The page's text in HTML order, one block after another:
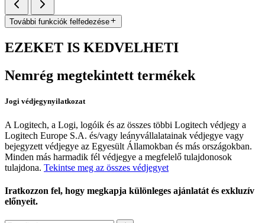
További funkciók felfedezése
EZEKET IS KEDVELHETI
Nemrég megtekintett termékek
Jogi védjegynyilatkozat
A Logitech, a Logi, logóik és az összes többi Logitech védjegy a
Logitech Europe S.A. és/vagy leányvállalatainak védjegye vagy
bejegyzett védjegye az Egyesült Államokban és más országokban.
Minden más harmadik fél védjegye a megfelelő tulajdonosok
tulajdona. Tekintse meg az összes védjegyet
Iratkozzon fel, hogy megkapja különleges ajánlatát és exkluzív
előnyeit.